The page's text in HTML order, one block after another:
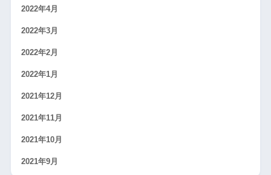
2022年4月
2022年3月
2022年2月
2022年1月
2021年12月
2021年11月
2021年10月
2021年9月